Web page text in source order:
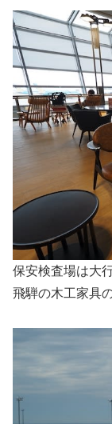
保安検査場は大
飛騨の木工家具